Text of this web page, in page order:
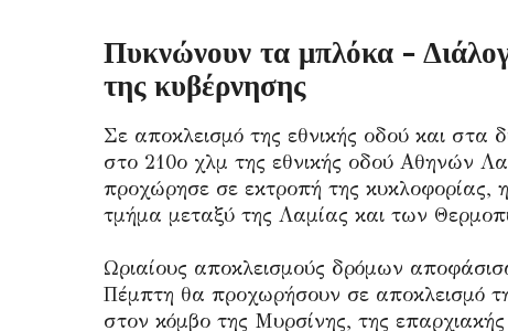
Πυκνώνουν τα μπλόκα -
της κυβέρνησης
Σε αποκλεισμό της εθνικής οδού και
στο 210ο χλμ της εθνικής οδού Αθηνών
προχώρησε σε εκτροπή της κυκλοφορίας,
τμήμα μεταξύ της Λαμίας και των
Ωριαίους αποκλεισμούς δρόμων
Πέμπτη θα προχωρήσουν σε αποκλεισμό
στον κόμβο της Μυρσίνης, της